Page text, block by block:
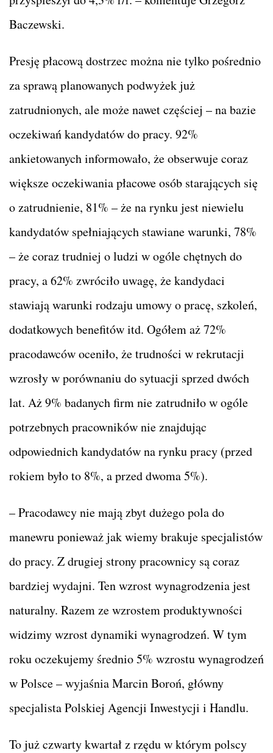
Baczewski.
Presję płacową dostrzec można nie tylko pośrednio
za sprawą planowanych podwyżek już
zatrudnionych, ale może nawet częściej – na bazie
oczekiwań kandydatów do pracy. 92%
ankietowanych informowało, że obserwuje coraz
większe oczekiwania płacowe osób starających się
o zatrudnienie, 81% – że na rynku jest niewielu
kandydatów spełniających stawiane warunki, 78%
– że coraz trudniej o ludzi w ogóle chętnych do
pracy, a 62% zwróciło uwagę, że kandydaci
stawiają warunki rodzaju umowy o pracę, szkoleń,
dodatkowych benefitów itd. Ogółem aż 72%
pracodawców oceniło, że trudności w rekrutacji
wzrosły w porównaniu do sytuacji sprzed dwóch
lat. Aż 9% badanych firm nie zatrudniło w ogóle
potrzebnych pracowników nie znajdując
odpowiednich kandydatów na rynku pracy (przed
rokiem było to 8%, a przed dwoma 5%).
– Pracodawcy nie mają zbyt dużego pola do
manewru ponieważ jak wiemy brakuje specjalistów
do pracy. Z drugiej strony pracownicy są coraz
bardziej wydajni. Ten wzrost wynagrodzenia jest
naturalny. Razem ze wzrostem produktywności
widzimy wzrost dynamiki wynagrodzeń. W tym
roku oczekujemy średnio 5% wzrostu wynagrodzeń
w Polsce – wyjaśnia Marcin Boroń, główny
specjalista Polskiej Agencji Inwestycji i Handlu.
To już czwarty kwartał z rzędu w którym polscy